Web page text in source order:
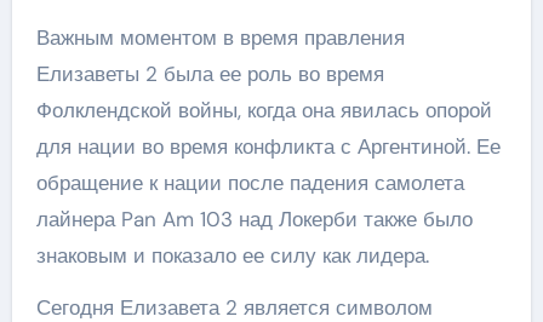
Важным моментом в время правления
Елизаветы 2 была ее роль во время
Фолклендской войны, когда она явилась опорой
для нации во время конфликта с Аргентиной. Ее
обращение к нации после падения самолета
лайнера Pan Am 103 над Локерби также было
знаковым и показало ее силу как лидера.
Сегодня Елизавета 2 является символом